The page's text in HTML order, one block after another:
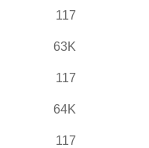
117
63K
117
64K
117